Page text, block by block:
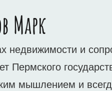
Марк
недвижимости и
Пермского
мышлением и